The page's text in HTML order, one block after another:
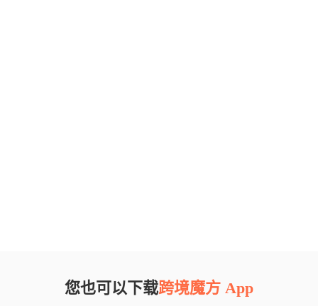
您也可以下载跨境魔方 App